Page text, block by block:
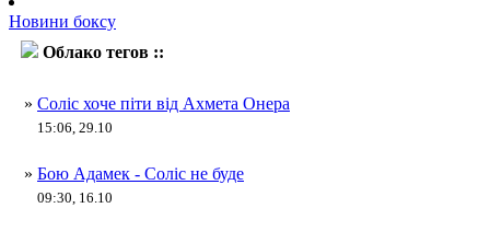
Новини боксу
Облако тегов ::
» Соліс хоче піти від Ахмета Онера
15:06, 29.10
» Бою Адамек - Соліс не буде
09:30, 16.10